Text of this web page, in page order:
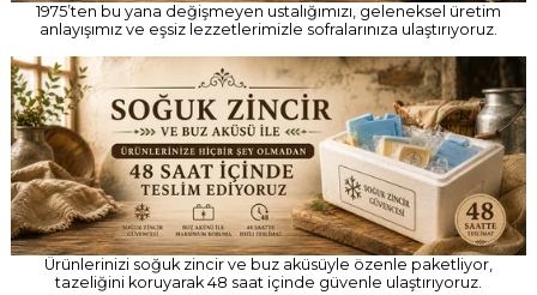
1975’ten bu yana değişmeyen ustalığımızı, geleneksel üretim
anlayışımız ve eşsiz lezzetlerimizle sofralarınıza ulaştırıyoruz.
Ürünlerinizi soğuk zincir ve buz aküsüyle özenle paketliyor,
tazeliğini koruyarak 48 saat içinde güvenle ulaştırıyoruz.